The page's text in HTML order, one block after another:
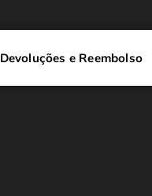
Devoluções e Reembolso